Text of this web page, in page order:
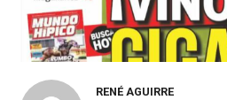
RENÉ AGUIRRE